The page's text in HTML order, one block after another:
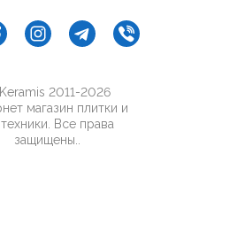
2011-2026
магазин плитки и
Все права
защищены..